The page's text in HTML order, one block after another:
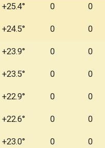
+25.4 0 0
+24.5 0 0
+23.9 0 0
+23.5 0 0
+22.9 0 0
+22.6 0 0
+23.0 0 0